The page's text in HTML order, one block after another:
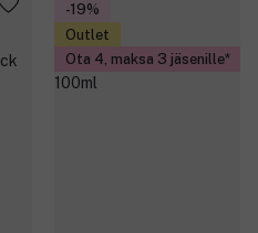
-19%
Outlet
Ota 4, maksa 3 jäsenille